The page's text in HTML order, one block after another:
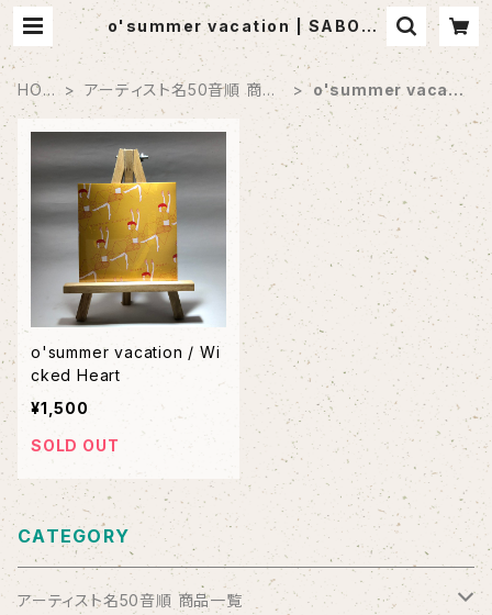
o'summer vacation | SABOTE
N MUSIC (セレクトCDショップ)
HOM
E
アーティスト名50音順 商品
一覧
o'summer vacati
on
o'summer vacation / Wi
cked Heart
¥1,500
SOLD OUT
CATEGORY
アーティスト名50音順 商品一覧